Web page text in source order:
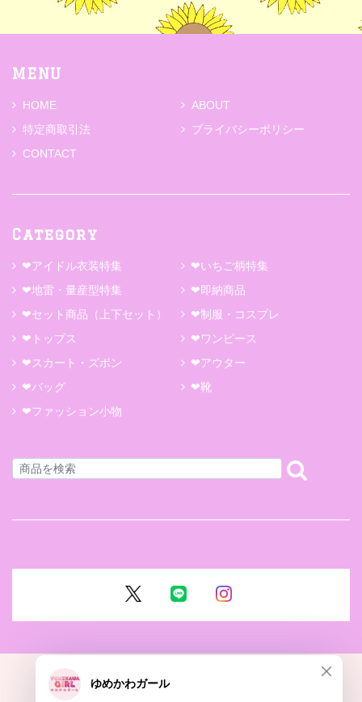
MENU
HOME
ABOUT
特定商取引法
プライバシーポリシー
CONTACT
Category
❤アイドル衣装特集
❤いちご柄特集
❤地雷・量産型特集
❤即納商品
❤セット商品（上下セット）
❤制服・コスプレ
❤トップス
❤ワンピース
❤スカート・ズボン
❤アウター
❤バッグ
❤靴
❤ファッション小物